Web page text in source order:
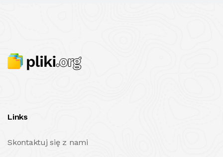
Links
Skontaktuj się z nami